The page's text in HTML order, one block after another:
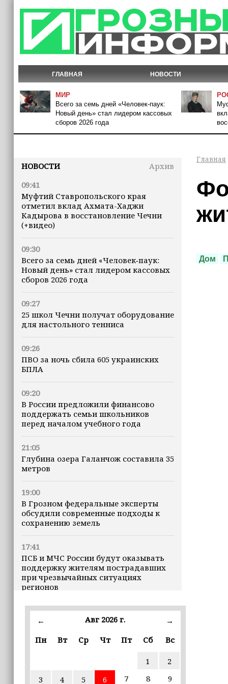
ГЛАВНАЯ НОВОСТИ
МИР
Всего за семь дней «Человек‑паук:
Новый день» стал лидером кассовых
сборов 2026 года
НОВОСТИ
Архив
09:41
Муфтий Ставропольского края
отметил вклад Ахмата-Хаджи
Кадырова в восстановление Чечни
(+видео)
09:30
Всего за семь дней «Человек‑паук:
Новый день» стал лидером кассовых
сборов 2026 года
09:27
25 школ Чечни получат оборудование
для настольного тенниса
09:26
ПВО за ночь сбила 605 украинских
БПЛА
09:20
В России предложили финансово
поддержать семьи школьников
перед началом учебного года
21:05
Глубина озера Галанчож составила 35
метров
19:00
В Грозном федеральные эксперты
обсудили современные подходы к
сохранению земель
17:41
ПСБ и МЧС России будут оказывать
поддержку жителям пострадавших
при чрезвычайных ситуациях
регионов
17:00
В «МегаФоне» заявили, что складные
и превращаются в массовый тренд
6 августа в нескольких районах
← Авг 2026 г.
→
Пн
Вт Ср Чт Пт Сб Вс
1
2
3
4 5 6 7 8
9
Главная
Дом